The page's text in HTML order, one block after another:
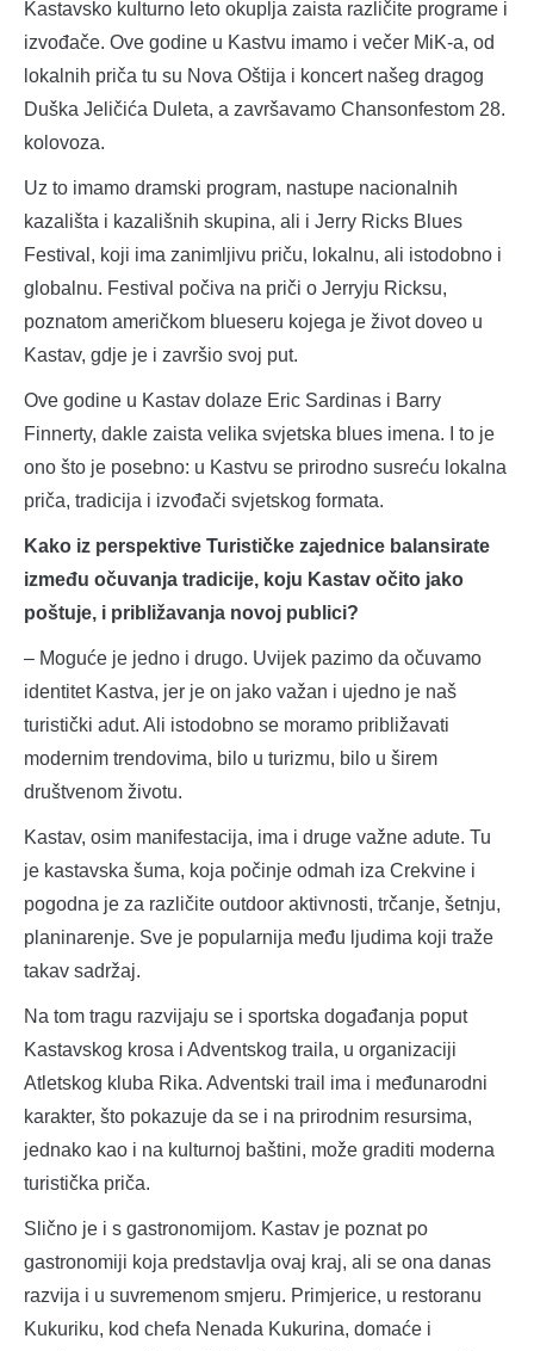
Kastavsko kulturno leto okuplja zaista različite programe i
izvođače. Ove godine u Kastvu imamo i večer MiK-a, od
lokalnih priča tu su Nova Oštija i koncert našeg dragog
Duška Jeličića Duleta, a završavamo Chansonfestom 28.
kolovoza.
Uz to imamo dramski program, nastupe nacionalnih
kazališta i kazališnih skupina, ali i Jerry Ricks Blues
Festival, koji ima zanimljivu priču, lokalnu, ali istodobno i
globalnu. Festival počiva na priči o Jerryju Ricksu,
poznatom američkom blueseru kojega je život doveo u
Kastav, gdje je i završio svoj put.
Ove godine u Kastav dolaze Eric Sardinas i Barry
Finnerty, dakle zaista velika svjetska blues imena. I to je
ono što je posebno: u Kastvu se prirodno susreću lokalna
priča, tradicija i izvođači svjetskog formata.
Kako iz perspektive Turističke zajednice balansirate
između očuvanja tradicije, koju Kastav očito jako
poštuje, i približavanja novoj publici?
– Moguće je jedno i drugo. Uvijek pazimo da očuvamo
identitet Kastva, jer je on jako važan i ujedno je naš
turistički adut. Ali istodobno se moramo približavati
modernim trendovima, bilo u turizmu, bilo u širem
društvenom životu.
Kastav, osim manifestacija, ima i druge važne adute. Tu
je kastavska šuma, koja počinje odmah iza Crekvine i
pogodna je za različite outdoor aktivnosti, trčanje, šetnju,
planinarenje. Sve je popularnija među ljudima koji traže
takav sadržaj.
Na tom tragu razvijaju se i sportska događanja poput
Kastavskog krosa i Adventskog traila, u organizaciji
Atletskog kluba Rika. Adventski trail ima i međunarodni
karakter, što pokazuje da se i na prirodnim resursima,
jednako kao i na kulturnoj baštini, može graditi moderna
turistička priča.
Slično je i s gastronomijom. Kastav je poznat po
gastronomiji koja predstavlja ovaj kraj, ali se ona danas
razvija i u suvremenom smjeru. Primjerice, u restoranu
Kukuriku, kod chefa Nenada Kukurina, domaće i